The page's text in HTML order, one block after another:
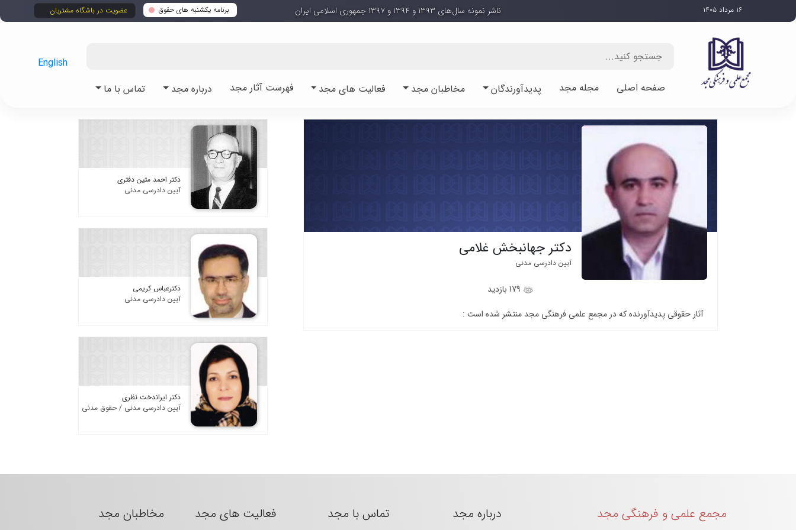
برنامه یکشنبه های حقوق عضویت در باشگاه مشتریان ۱۶ مرداد ۱۴۰۵ ناشر نمونه سال‌های ۱۳۹۳ و ۱۳۹۴ و ۱۳۹۷ جمهوری اسلامی ایران
صفحه اصلی مجله مجد پدیدآورندگان مخاطبان مجد فعالیت های مجد فهرست آثار مجد درباره مجد تماس با ما
English
دکتر جهانبخش غلامی
آیین دادرسی مدنی
آثار حقوقی پدیدآورنده که در مجمع علمی فرهنگی مجد منتشر شده است :
دکتر احمد متین دفتری
آیین دادرسی مدنی
دکترعباس کریمی
آیین دادرسی مدنی
دکتر ایراندخت نظری
آیین دادرسی مدنی / حقوق مدنی
مجمع علمی و فرهنگی مجد درباره مجد تماس با مجد فعالیت های مجد مخاطبان مجد